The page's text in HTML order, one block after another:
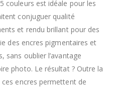
couleurs est idéale pour les
conjuguer qualité
et rendu brillant pour des
des encres pigmentaires et
sans oublier l’avantage
photo. Le résultat ? Outre la
encres permettent de